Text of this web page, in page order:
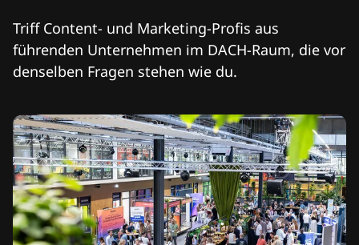
Triff Content- und Marketing-Profis aus
führenden Unternehmen im DACH-Raum, die vor
denselben Fragen stehen wie du.